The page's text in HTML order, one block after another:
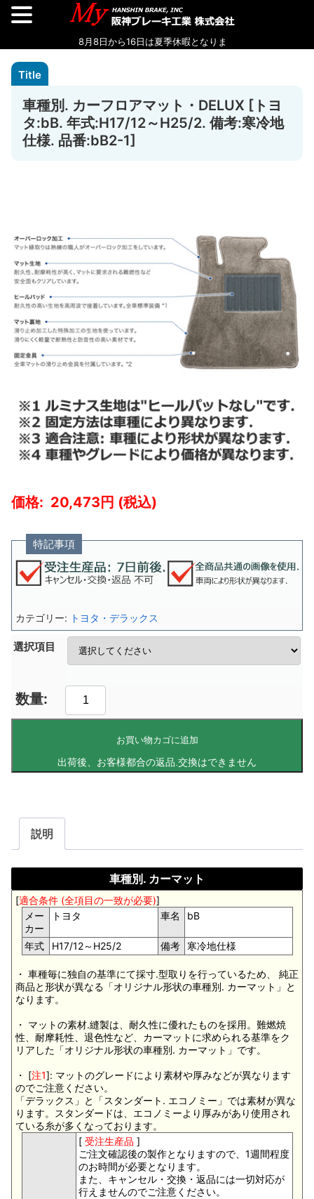
車種別. カーフロアマット・DELUX [トヨ
タ:bB. 年式:H17/12～H25/2. 備考:寒冷地
仕様. 品番:bB2-1]
20,473
特記事項
選択項目
お買い物カゴに追加
カテゴリー: トヨタ・デラックス
説明
車種別. カーマット
[適合条件 (全項目の一致が必要)]
メー
カー
トヨタ 車名 bB
年式 H17/12～H25/2 備考 寒冷地仕様
・ 車種毎に独自の基準にて採寸.型取りを行っているため、 純正
商品と形状が異なる「オリジナル形状の車種別. カーマット」と
なります。
・ マットの素材.縫製は、耐久性に優れたものを採用。難燃焼
性、耐摩耗性、退色性など、カーマットに求められる基準をク
リアした「オリジナル形状の車種別. カーマット」です。
・ [注1]: マットのグレードにより素材や厚みなどが異なります
のでご注意ください。
「デラックス」と「スタンダート. エコノミー」では素材が異な
ります。スタンダードは、エコノミーより厚みがあり使用され
ている糸が多くなっております。
[ 受注生産品 ]
ご注文確認後の製作となりますので、1週間程度
のお時間が必要となります。
また、キャンセル・交換・返品には一切対応が
行えませんのでご注意ください。